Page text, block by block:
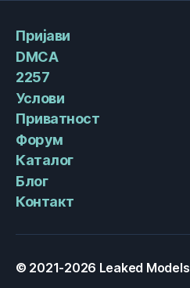
Пријави
DMCA
2257
Услови
Приватност
Форум
Каталог
Блог
Контакт
© 2021-2026 Leaked Models